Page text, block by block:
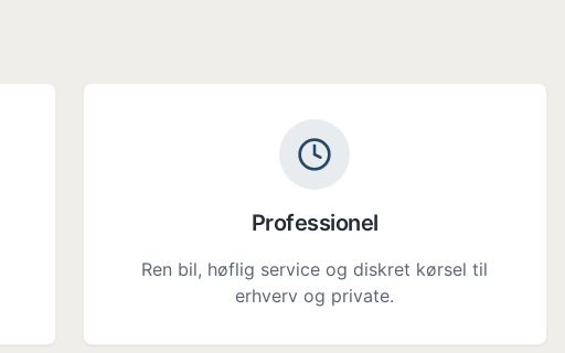
Professionel
Ren bil, høflig service og diskret kørsel til
erhverv og private.